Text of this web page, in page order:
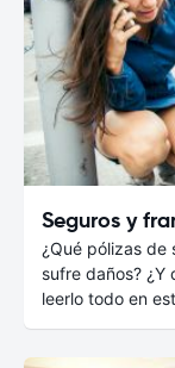
Seguros y
¿Qué pólizas de
sufre daños? ¿Y
leerlo todo en